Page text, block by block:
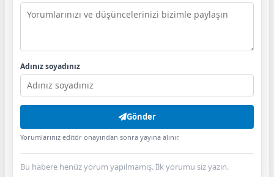
Adınız soyadınız
Gönder
Yorumlarınız editör onayından sonra yayına alınır.
Bu habere henüz yorum yapılmamış. İlk yorumu siz yazın.